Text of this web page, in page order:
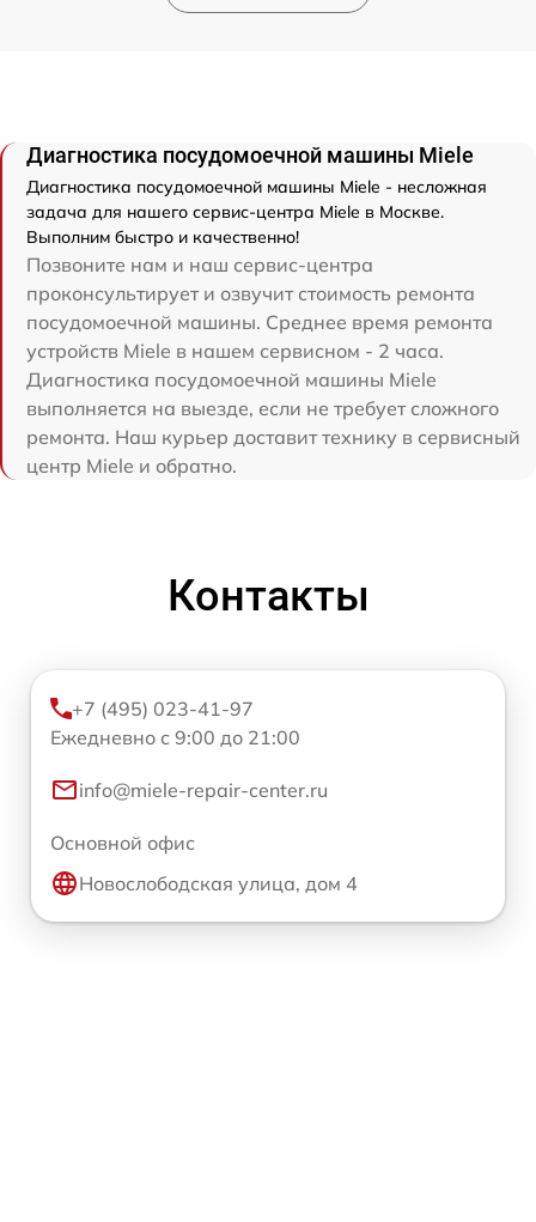
Диагностика посудомоечной машины Miele
Диагностика посудомоечной машины Miele - несложная
задача для нашего сервис-центра Miele в Москве.
Выполним быстро и качественно!
Позвоните нам и наш сервис-центра
проконсультирует и озвучит стоимость ремонта
посудомоечной машины. Среднее время ремонта
устройств Miele в нашем сервисном - 2 часа.
Диагностика посудомоечной машины Miele
выполняется на выезде, если не требует сложного
ремонта. Наш курьер доставит технику в сервисный
центр Miele и обратно.
Контакты
+7 (495) 023-41-97
Ежедневно с 9:00 до 21:00
info@miele-repair-center.ru
Основной офис
Новослободская улица, дом 4